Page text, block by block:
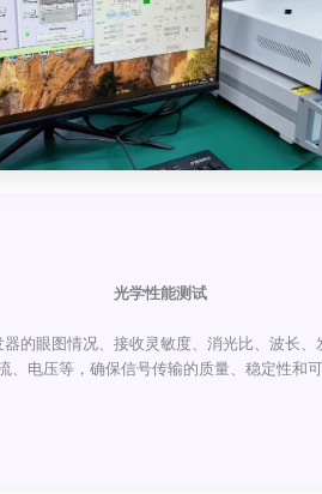
光学性能测试
器的眼图情况、接收灵敏度、消光比、波长、
、电压等，确保信号传输的质量、稳定性和可